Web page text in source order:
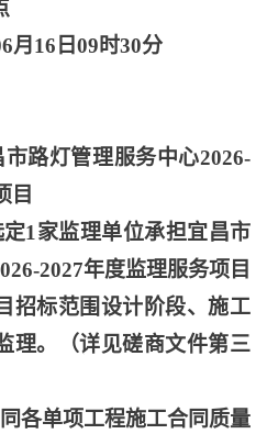
月16日09时30分
路灯管理服务中心2026-
目
1家监理单位承担宜昌市
2027年度监理服务项目
招标范围设计阶段、施工
理。（详见磋商文件第三
各单项工程施工合同质量